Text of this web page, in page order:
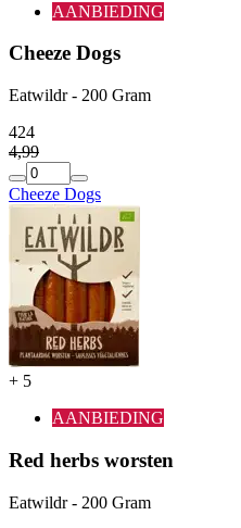
AANBIEDING
Cheeze Dogs
Eatwildr - 200 Gram
424
4,99
Cheeze Dogs
+ 5
AANBIEDING
Red herbs worsten
Eatwildr - 200 Gram